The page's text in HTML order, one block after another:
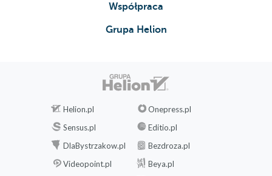
Współpraca
Grupa Helion
Helion.pl
Onepress.pl
Sensus.pl
Editio.pl
DlaBystrzakow.pl
Bezdroza.pl
Videopoint.pl
Beya.pl